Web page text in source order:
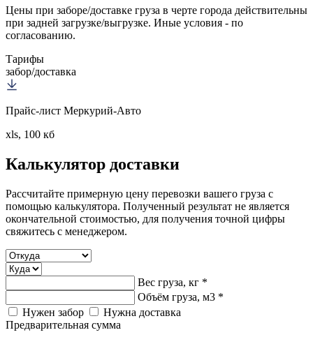
Цены при заборе/доставке груза в черте города действительны
при задней загрузке/выгрузке. Иные условия - по
согласованию.
Тарифы
забор/доставка
Прайс-лист Меркурий-Авто
xls, 100 кб
Калькулятор доставки
Рассчитайте примерную цену перевозки вашего груза с
помощью калькулятора. Полученный результат не является
окончательной стоимостью, для получения точной цифры
свяжитесь с менеджером.
Вес груза, кг *
Объём груза, м3 *
Нужен забор
Нужна доставка
Предварительная сумма